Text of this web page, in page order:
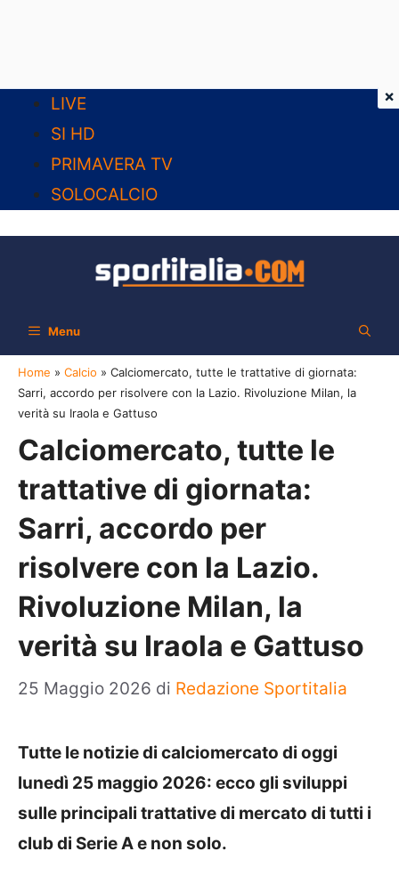
contenuto
LIVE
SI HD
PRIMAVERA TV
SOLOCALCIO
Menu
Home » Calcio » Calciomercato, tutte le trattative di giornata:
Sarri, accordo per risolvere con la Lazio. Rivoluzione Milan, la
verità su Iraola e Gattuso
Calciomercato, tutte le
trattative di giornata:
Sarri, accordo per
risolvere con la Lazio.
Rivoluzione Milan, la
verità su Iraola e Gattuso
25 Maggio 2026 di Redazione Sportitalia
Tutte le notizie di calciomercato di oggi
lunedì 25 maggio 2026: ecco gli sviluppi
sulle principali trattative di mercato di tutti i
club di Serie A e non solo.
×